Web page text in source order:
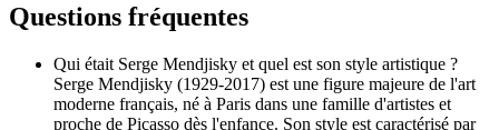
Questions fréquentes
Qui était Serge Mendjisky et quel est son style artistique ?
Serge Mendjisky (1929-2017) est une figure majeure de l'art
moderne français, né à Paris dans une famille d'artistes et
proche de Picasso dès l'enfance. Son style est caractérisé par